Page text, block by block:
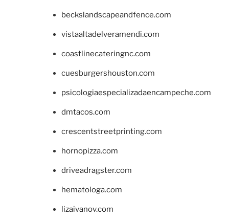
beckslandscapeandfence.com
vistaaltadelveramendi.com
coastlinecateringnc.com
cuesburgershouston.com
psicologiaespecializadaencampeche.com
dmtacos.com
crescentstreetprinting.com
hornopizza.com
driveadragster.com
hematologa.com
lizaivanov.com